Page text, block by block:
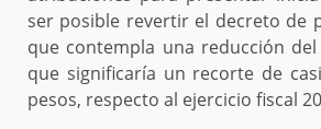
ser posible revertir el decreto de
que contempla una reducción
que significaría un recorte de
pesos, respecto al ejercicio fiscal